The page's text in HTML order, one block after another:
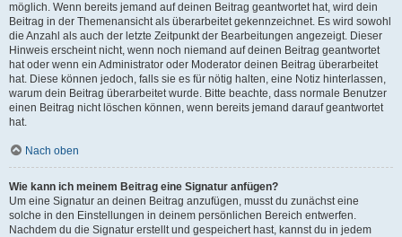
möglich. Wenn bereits jemand auf deinen Beitrag geantwortet hat, wird dein
Beitrag in der Themenansicht als überarbeitet gekennzeichnet. Es wird sowohl
die Anzahl als auch der letzte Zeitpunkt der Bearbeitungen angezeigt. Dieser
Hinweis erscheint nicht, wenn noch niemand auf deinen Beitrag geantwortet
hat oder wenn ein Administrator oder Moderator deinen Beitrag überarbeitet
hat. Diese können jedoch, falls sie es für nötig halten, eine Notiz hinterlassen,
warum dein Beitrag überarbeitet wurde. Bitte beachte, dass normale Benutzer
einen Beitrag nicht löschen können, wenn bereits jemand darauf geantwortet
hat.
Nach oben
Wie kann ich meinem Beitrag eine Signatur anfügen?
Um eine Signatur an deinen Beitrag anzufügen, musst du zunächst eine
solche in den Einstellungen in deinem persönlichen Bereich entwerfen.
Nachdem du die Signatur erstellt und gespeichert hast, kannst du in jedem